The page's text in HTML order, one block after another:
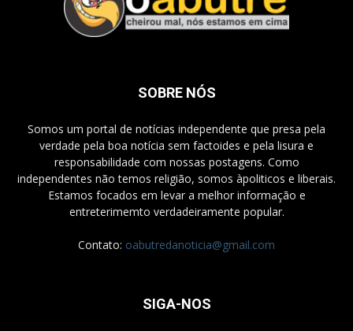
SOBRE NÓS
Somos um portal de notícias independente que presa pela
verdade pela boa notícia sem factoides e pela lisura e
responsabilidade com nossas postagens. Como
independentes não temos religião, somos àpoliticos e liberais.
Estamos focados em levar a melhor informação e
entreterimemto verdadeiramente popular.
Contato: oabutredanoticia@gmail.com
SIGA-NOS